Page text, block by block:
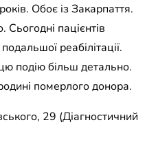
Обоє із Закарпаття.
пацієнтів
реабілітації.
подію більш детально.
померлого донора.
29 (Діагностичний